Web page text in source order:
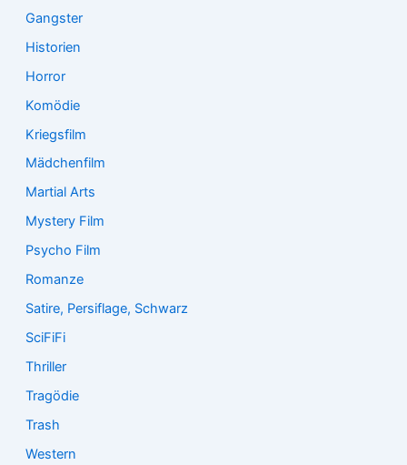
Gangster
Historien
Horror
Komödie
Kriegsfilm
Mädchenfilm
Martial Arts
Mystery Film
Psycho Film
Romanze
Satire, Persiflage, Schwarz
SciFiFi
Thriller
Tragödie
Trash
Western